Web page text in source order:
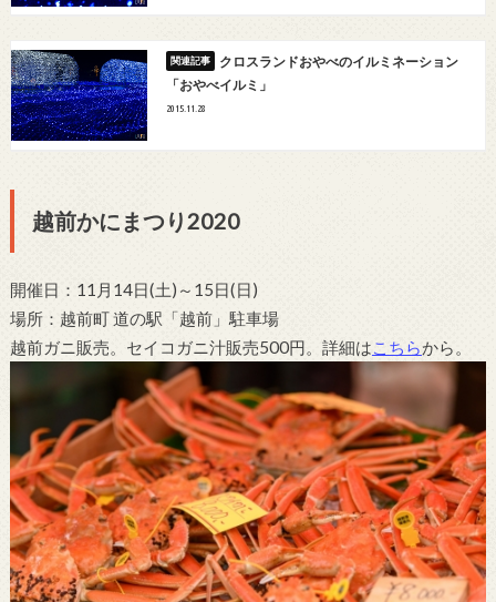
クロスランドおやべのイルミネーション
「おやべイルミ」
2015.11.28
越前かにまつり2020
開催日：11月14日(土)～15日(日)
場所：越前町 道の駅「越前」駐車場
越前ガニ販売。セイコガニ汁販売500円。詳細はこちらから。